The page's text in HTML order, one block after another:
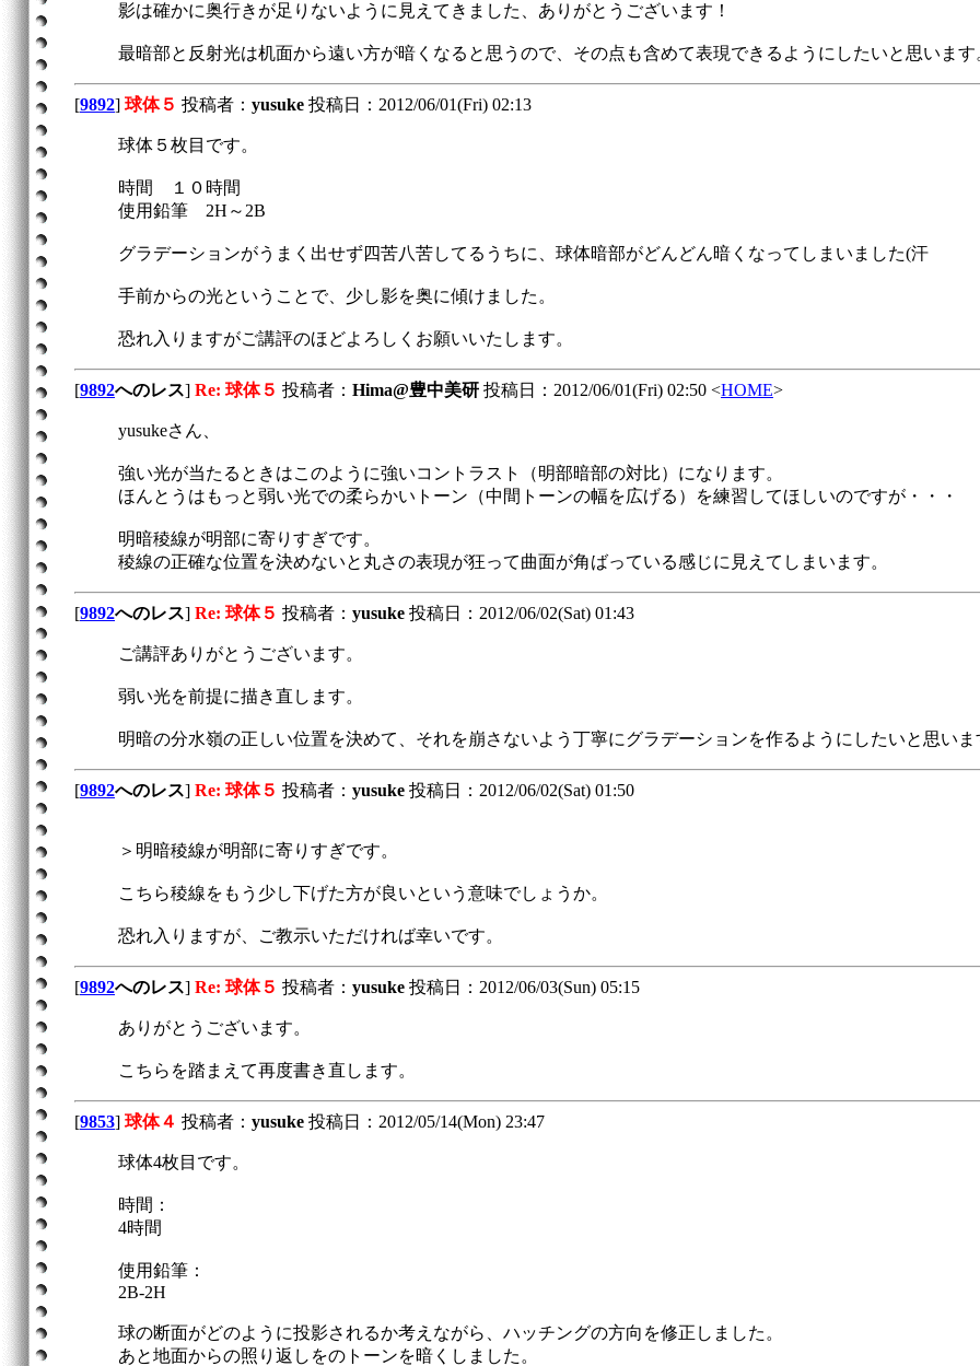
影は確かに奥行きが足りないように見えてきました、ありがとうございます！
最暗部と反射光は机面から遠い方が暗くなると思うので、その点も含めて表現できるようにしたいと思います
[9892] 球体５ 投稿者： yusuke 投稿日：2012/06/01(Fri) 02:13
球体５枚目です。
時間 １０時間
使用鉛筆 2H～2B
グラデーションがうまく出せず四苦八苦してるうちに、球体暗部がどんどん暗くなってしまいました(汗
手前からの光ということで、少し影を奥に傾けました。
恐れ入りますがご講評のほどよろしくお願いいたします。
[9892へのレス] Re: 球体５ 投稿者： Hima@豊中美研 投稿日：2012/06/01(Fri) 02:50 <HOME>
yusukeさん、
強い光が当たるときはこのように強いコントラスト（明部暗部の対比）になります。
ほんとうはもっと弱い光での柔らかいトーン（中間トーンの幅を広げる）を練習してほしいのですが・・・
明暗稜線が明部に寄りすぎです。
稜線の正確な位置を決めないと丸さの表現が狂って曲面が角ばっている感じに見えてしまいます。
[9892へのレス] Re: 球体５ 投稿者： yusuke 投稿日：2012/06/02(Sat) 01:43
ご講評ありがとうございます。
弱い光を前提に描き直します。
明暗の分水嶺の正しい位置を決めて、それを崩さないよう丁寧にグラデーションを作るようにしたいと思いま
[9892へのレス] Re: 球体５ 投稿者： yusuke 投稿日：2012/06/02(Sat) 01:50
＞明暗稜線が明部に寄りすぎです。
こちら稜線をもう少し下げた方が良いという意味でしょうか。
恐れ入りますが、ご教示いただければ幸いです。
[9892へのレス] Re: 球体５ 投稿者： yusuke 投稿日：2012/06/03(Sun) 05:15
ありがとうございます。
こちらを踏まえて再度書き直します。
[9853] 球体４ 投稿者： yusuke 投稿日：2012/05/14(Mon) 23:47
球体4枚目です。
時間：
4時間
使用鉛筆：
2B-2H
球の断面がどのように投影されるか考えながら、ハッチングの方向を修正しました。
あと地面からの照り返しをのトーンを暗くしました。